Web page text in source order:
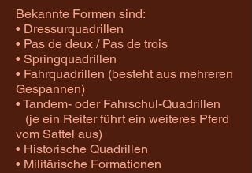
Bekannte Formen sind:
• Dressurquadrillen
• Pas de deux / Pas de trois
• Springquadrillen
• Fahrquadrillen (besteht aus mehreren
Gespannen)
• Tandem- oder Fahrschul-Quadrillen
(je ein Reiter führt ein weiteres Pferd
vom Sattel aus)
• Historische Quadrillen
• Militärische Formationen